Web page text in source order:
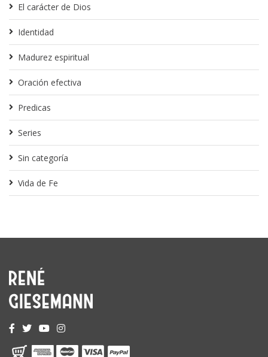
El carácter de Dios
Identidad
Madurez espiritual
Oración efectiva
Predicas
Series
Sin categoría
Vida de Fe